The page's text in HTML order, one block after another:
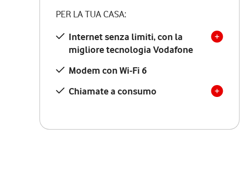
PER LA TUA CASA:
Internet senza limiti, con la
migliore tecnologia Vodafone
Modem con Wi-Fi 6
Chiamate a consumo